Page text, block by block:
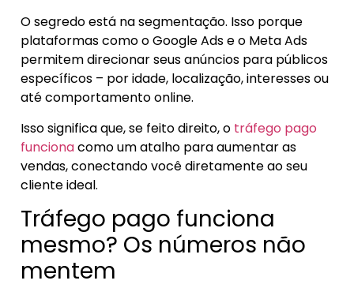
O segredo está na segmentação. Isso porque
plataformas como o Google Ads e o Meta Ads
permitem direcionar seus anúncios para públicos
específicos – por idade, localização, interesses ou
até comportamento online.
Isso significa que, se feito direito, o tráfego pago
funcionacomo um atalho para aumentar as
vendas, conectando você diretamente ao seu
cliente ideal.
Tráfego pago funciona
mesmo? Os números não
mentem